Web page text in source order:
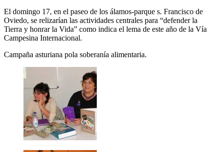
El domingo 17, en el paseo de los álamos-parque s. Francisco de
Oviedo, se relizarían las actividades centrales para “defender la
Tierra y honrar la Vida” como indica el lema de este año de la Vía
Campesina Internacional.
Campaña asturiana pola soberanía alimentaria.